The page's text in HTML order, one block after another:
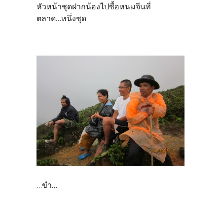
หัวหน้าชุดฝากน้องไปซื้อหนมจีนที่
ตลาด...หนึ่งชุด
...ขำ...